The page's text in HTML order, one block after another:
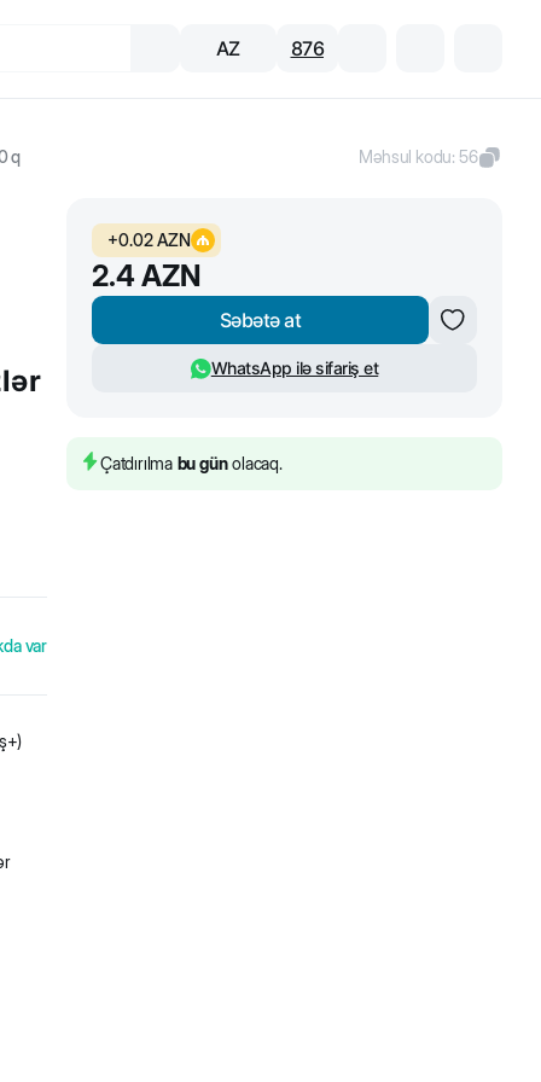
AZ 876
q Məhsul kodu:56
var
+0.02AZN
2.4 AZN
Səbətə at
WhatsApp ilə sifariş et
Çatdırılma bu günolacaq.